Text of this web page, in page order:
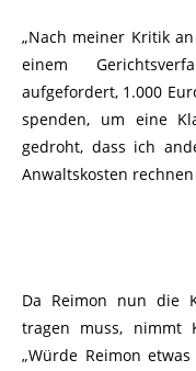
„Nach meiner Kritik
einem
aufgefordert, 1.000
spenden, um eine
gedroht, dass ich
Anwaltskosten rechnen
Da Reimon nun die
tragen muss, nimmt
„Würde Reimon